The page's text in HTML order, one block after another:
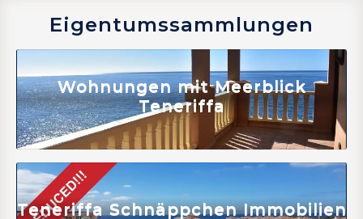
Eigentumssammlungen
Wohnungen mit Meerblick
Teneriffa
Mehr erfahren
Teneriffa Schnäppchen Immobilien
Mehr erfahren